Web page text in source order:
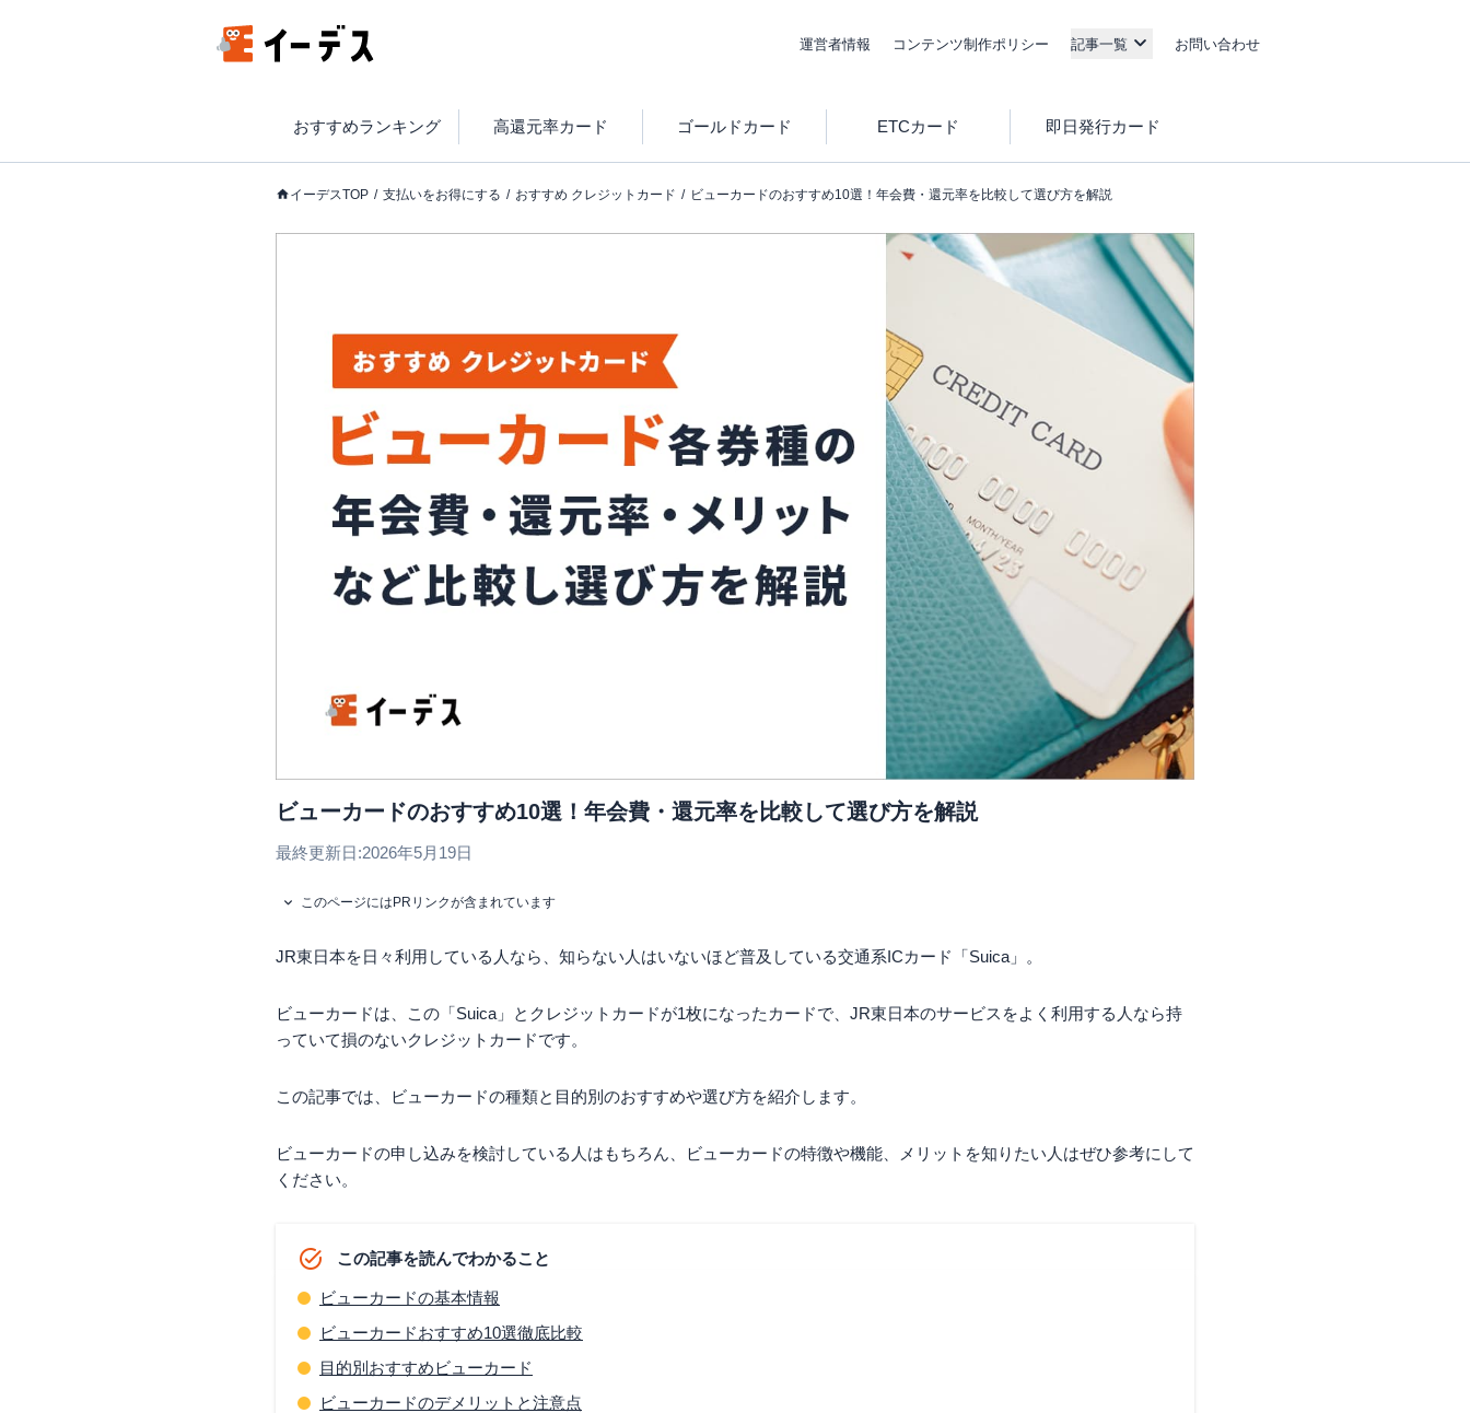
運営者情報 コンテンツ制作ポリシー 記事一覧 お問い合わせ
おすすめランキング 高還元率カード ゴールドカード ETCカード 即日発行カード
イーデスTOP 支払いをお得にする おすすめ クレジットカード ビューカードのおすすめ10選！年会費・還元率を比較して選び方を解説
ビューカードのおすすめ10選！年会費・還元率を比較して選び方を解説
最終更新日:2026年5月19日
このページにはPRリンクが含まれています
JR東日本を日々利用している人なら、知らない人はいないほど普及している交通系ICカード「Suica」。
ビューカードは、この「Suica」とクレジットカードが1枚になったカードで、JR東日本のサービスをよく利用する人なら持
っていて損のないクレジットカードです。
この記事では、ビューカードの種類と目的別のおすすめや選び方を紹介します。
ビューカードの申し込みを検討している人はもちろん、ビューカードの特徴や機能、メリットを知りたい人はぜひ参考にして
ください。
この記事を読んでわかること
ビューカードの基本情報
ビューカードおすすめ10選徹底比較
目的別おすすめビューカード
ビューカードのデメリットと注意点